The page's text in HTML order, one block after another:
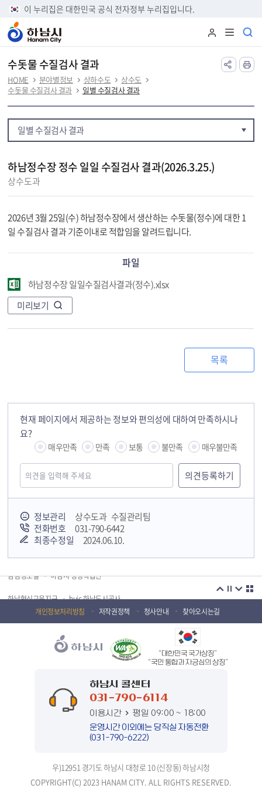
본문 바로가기
이 누리집은 대한민국 공식 전자정부 누리집입니다.
수돗물 수질검사 결과
HOME 분야별정보 상하수도
상수도
수돗물 수질검사 결과
일별 수질검사 결과
일별 수질검사 결과
하남정수장 정수 일일 수질검사 결과(2026.3.25.)
상수도과
2026년 3월 25일(수) 하남정수장에서 생산하는 수돗물(정수)에 대한 1
일 수질검사 결과 기준이내로 적합임을 알려드립니다.
파일
하남정수장 일일수질검사결과(정수).xlsx
미리보기
목록
현재 페이지에서 제공하는 정보와 편의성에 대하여 만족하시나
요?
매우만족 만족 보통 불만족 매우불만족
정보관리
상수도과 수질관리팀
전화번호
031-790-6442
최종수정일
2024.06.10.
국민안전교육플랫폼
경기도 오늘의 기회 하남시청소년상담복지센터
하남종합운동장 국민체육센터 하남문화재단 하남역사박물관
하남시 가족센터
하남시정신건강복지센터
하남시환경교육센터
하남시 장애인 무료법률 상담센터 경기도의회 하남상담소
경기바로
경기도남한산성세계유산센터 정부입법지원센터
개인정보처리방침 저작권정책 청사안내 찾아오시는길
우)12951 경기도 하남시 대청로 10 (신장동) 하남시청
COPYRIGHT(C) 2023 HANAM CITY. ALL RIGHTS RESERVED.
하남시 콜센터
031-790-6114
이용시간
평일 09:00 ~ 18:00
운영시간 이외에는 당직실 자동전환
(031-790-6222)
“대한민국 국가상징”
“국민 통합과 자긍심의 상징”